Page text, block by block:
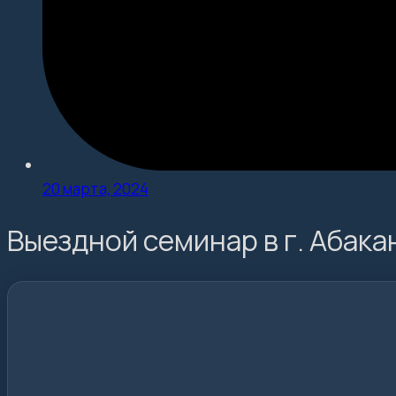
20 марта, 2024
Выездной семинар в г.